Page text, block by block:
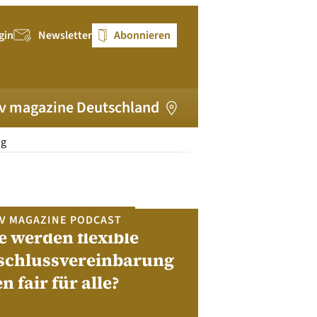
Newsletter Abonnieren
magazine Deutschland
MAGAZINE PODCAST
werden flexible
fair für alle?